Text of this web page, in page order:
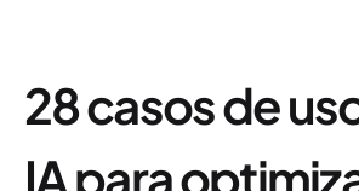
28 casos de
IA para